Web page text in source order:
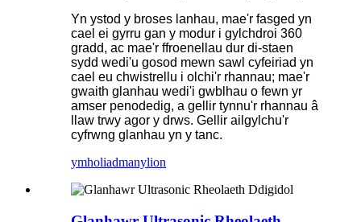
Yn ystod y broses lanhau, mae'r fasged yn
cael ei gyrru gan y modur i gylchdroi 360
gradd, ac mae'r ffroenellau dur di-staen
sydd wedi'u gosod mewn sawl cyfeiriad yn
cael eu chwistrellu i olchi'r rhannau; mae'r
gwaith glanhau wedi'i gwblhau o fewn yr
amser penodedig, a gellir tynnu'r rhannau â
llaw trwy agor y drws. Gellir ailgylchu'r
cyfrwng glanhau yn y tanc.
ymholiadmanylion